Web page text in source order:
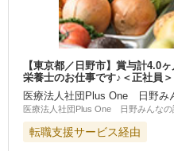
【東京都／日野市】賞与計4.0
栄養士のお仕事です♪＜正社員＞
医療法人社団Plus One 日野み
医療法人社団Plus One 日野みんなの
転職支援サービス経由